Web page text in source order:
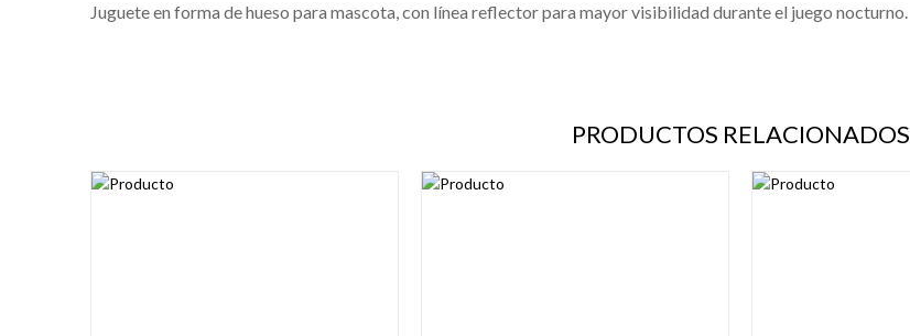
Juguete en forma de hueso para mascota, con línea reflector para mayor visibilidad durante el juego nocturno.
PRODUCTOS RELACIONADOS